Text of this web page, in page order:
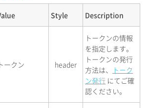
Style Description
トークン header
トークンの情報
を指定します。
トークンの発行
方法は、
トーク
ン発行 にてご確
認ください。